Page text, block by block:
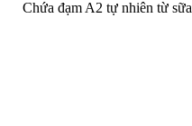
Chứa đạm A2 tự nhiên từ sữa dê